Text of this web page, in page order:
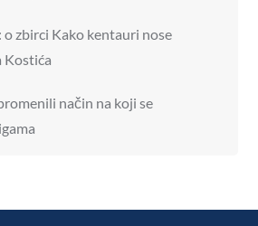
zbirci Kako kentauri nose
Kostića
način na koji se